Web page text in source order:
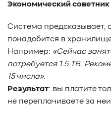
Экономический советник
Система предсказывает,
понадобится в
Например: «Сейчас
потребуется 1.5 ТБ.
15 числа».
Результат: вы платите
не переплачиваете за